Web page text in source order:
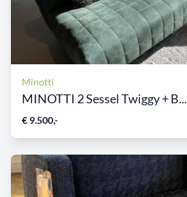
Minotti
MINOTTI 2 Sessel Twiggy + B...
€ 9.500,-